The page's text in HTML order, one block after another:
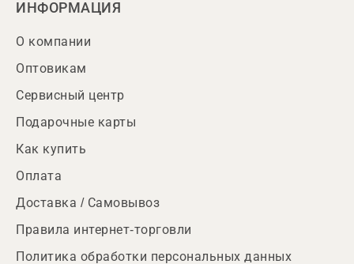
ИНФОРМАЦИЯ
О компании
Оптовикам
Сервисный центр
Подарочные карты
Как купить
Оплата
Доставка / Самовывоз
Правила интернет-торговли
Политика обработки персональных данных